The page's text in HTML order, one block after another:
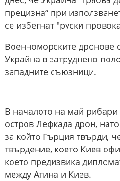
прецизна“ при
се избегнат "руски
Военноморските дронове
Украйна в затруднено
западните съюзници.
В началото на май рибари
остров Лефкада дрон,
за който Гърция твърди,
твърдение, което Киев
което предизвика
между Атина и Киев.